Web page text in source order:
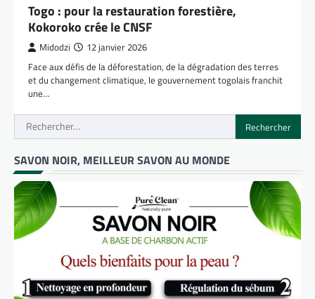
Togo : pour la restauration forestière,
Kokoroko crée le CNSF
Midodzi 12 janvier 2026
Face aux défis de la déforestation, de la dégradation des terres
et du changement climatique, le gouvernement togolais franchit
une…
Rechercher :
SAVON NOIR, MEILLEUR SAVON AU MONDE